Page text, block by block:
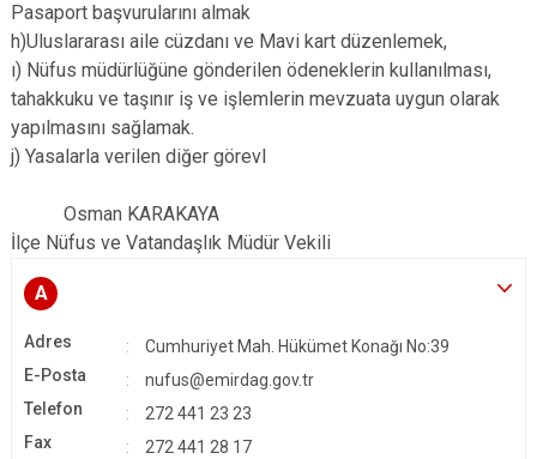
Pasaport başvurularını almak
h)Uluslararası aile cüzdanı ve Mavi kart düzenlemek,
ı) Nüfus müdürlüğüne gönderilen ödeneklerin kullanılması,
tahakkuku ve taşınır iş ve işlemlerin mevzuata uygun olarak
yapılmasını sağlamak.
j) Yasalarla verilen diğer görevl
Osman KARAKAYA
İlçe Nüfus ve Vatandaşlık Müdür Vekili
A
Adres
Cumhuriyet Mah. Hükümet Konağı No:39
E-Posta
nufus@emirdag.gov.tr
Telefon
272 441 23 23
Fax
272 441 28 17